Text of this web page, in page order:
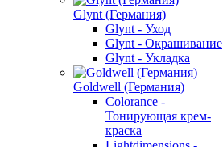
Glynt (Германия)
Glynt - Уход
Glynt - Окрашивание
Glynt - Укладка
Goldwell (Германия)
Colorance -
Тонирующая крем-
краска